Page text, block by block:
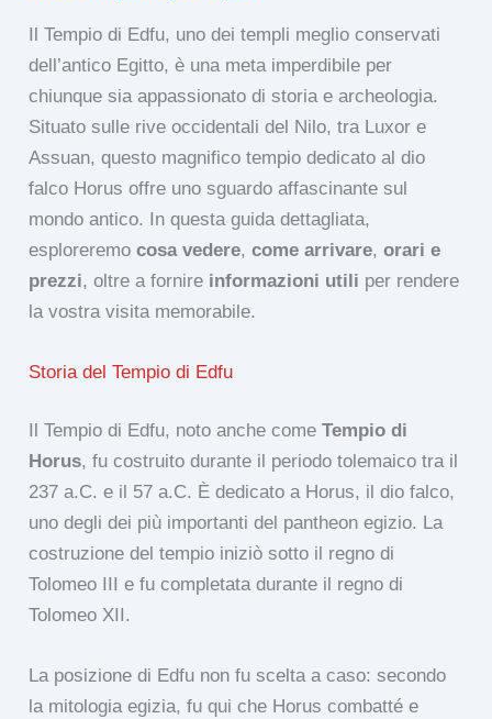
Il Tempio di Edfu, uno dei templi meglio conservati
dell’antico Egitto, è una meta imperdibile per
chiunque sia appassionato di storia e archeologia.
Situato sulle rive occidentali del Nilo, tra Luxor e
Assuan, questo magnifico tempio dedicato al dio
falco Horus offre uno sguardo affascinante sul
mondo antico. In questa guida dettagliata,
esploreremocosa vedere,come arrivare,orari e
prezzi, oltre a fornire informazioni utili per rendere
la vostra visita memorabile.
Storia del Tempio di Edfu
Il Tempio di Edfu, noto anche comeTempio di
Horus, fu costruito durante il periodo tolemaico tra il
237 a.C. e il 57 a.C. È dedicato a Horus, il dio falco,
uno degli dei più importanti del pantheon egizio. La
costruzione del tempio iniziò sotto il regno di
Tolomeo III e fu completata durante il regno di
Tolomeo XII.
La posizione di Edfu non fu scelta a caso: secondo
la mitologia egizia, fu qui che Horus combatté e